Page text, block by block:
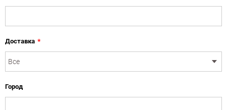
Доставка *
Город